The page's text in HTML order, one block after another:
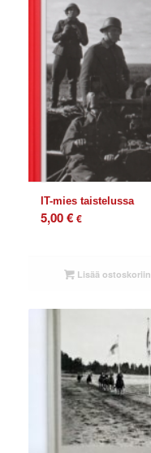
IT-mies taistelussa
5,00€ €
Lisää ostoskoriin